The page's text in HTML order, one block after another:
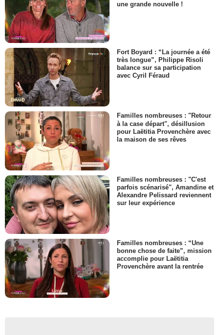
une grande nouvelle !
Fort Boyard : “La journée a été
très longue”, Philippe Risoli
balance sur sa participation
avec Cyril Féraud
Familles nombreuses : "Retour
à la case départ", désillusion
pour Laëtitia Provenchère avec
la maison de ses rêves
Familles nombreuses : "C'est
parfois scénarisé", Amandine et
Alexandre Pelissard reviennent
sur leur expérience
Familles nombreuses : “Une
bonne chose de faite”, mission
accomplie pour Laëtitia
Provenchère avant la rentrée